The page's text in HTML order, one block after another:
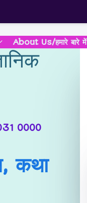
About Us/हमारे बारे में
कथा